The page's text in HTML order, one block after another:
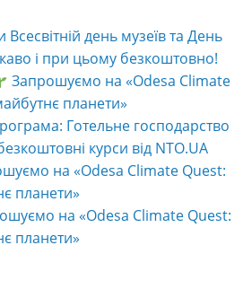
Всесвітній день музеїв та День
і при цьому безкоштовно!
Запрошуємо на «Odesa Climate
планети»
Готельне господарство
курси від NTO.UA
на «Odesa Climate Quest:
планети»
на «Odesa Climate Quest:
планети»